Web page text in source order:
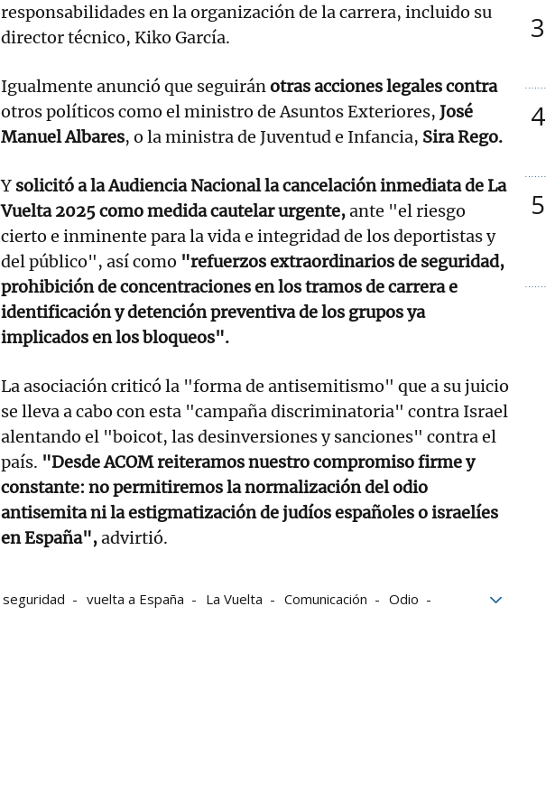
responsabilidades en la organización de la carrera, incluido su
director técnico, Kiko García.
Igualmente anunció que seguiránotras acciones legales contra
otros políticos como el ministro de Asuntos Exteriores, José
Manuel Albares, o la ministra de Juventud e Infancia, Sira Rego.
Y solicitó a la Audiencia Nacional la cancelación inmediata de La
Vuelta 2025 como medida cautelar urgente,ante "el riesgo
cierto e inminente para la vida e integridad de los deportistas y
del público", así como "refuerzos extraordinarios de seguridad,
prohibición de concentraciones en los tramos de carrera e
identificación y detención preventiva de los grupos ya
implicados en los bloqueos".
La asociación criticó la "forma de antisemitismo" que a su juicio
se lleva a cabo con esta "campaña discriminatoria" contra Israel
alentando el "boicot, las desinversiones y sanciones" contra el
país. "Desde ACOM reiteramos nuestro compromiso firme y
constante: no permitiremos la normalización del odio
antisemita ni la estigmatización de judíos españoles o israelíes
en España",advirtió.
seguridad vuelta a España La Vuelta Comunicación
Odio
3
4
5